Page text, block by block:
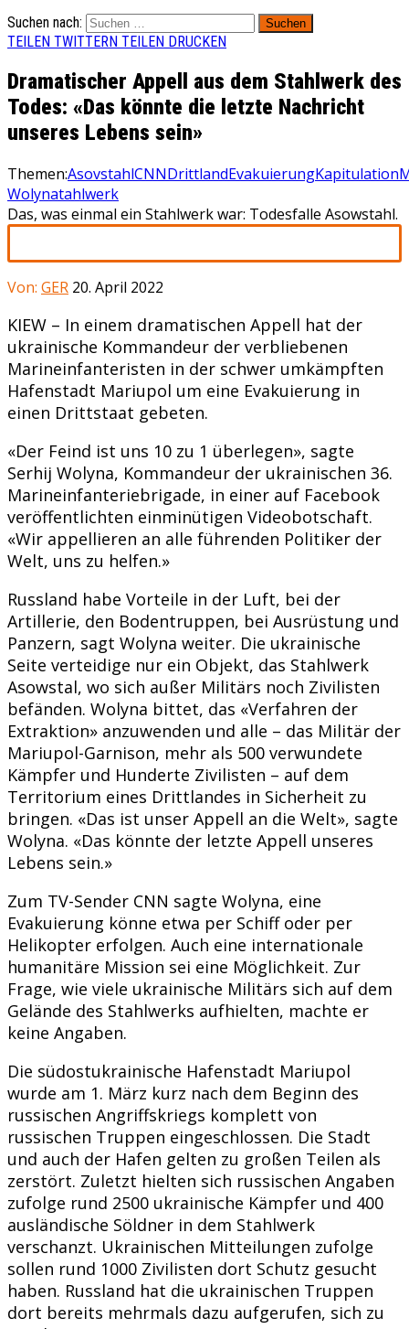
Suchen nach:
TEILEN TWITTERN TEILEN DRUCKEN
Dramatischer Appell aus dem Stahlwerk des
Todes: «Das könnte die letzte Nachricht
unseres Lebens sein»
Themen:AsovstahlCNNDrittlandEvakuierungKapitulation
Wolynatahlwerk
Das, was einmal ein Stahlwerk war: Todesfalle Asowstahl.
Von: GER 20. April 2022
KIEW – In einem dramatischen Appell hat der
ukrainische Kommandeur der verbliebenen
Marineinfanteristen in der schwer umkämpften
Hafenstadt Mariupol um eine Evakuierung in
einen Drittstaat gebeten.
«Der Feind ist uns 10 zu 1 überlegen», sagte
Serhij Wolyna, Kommandeur der ukrainischen 36.
Marineinfanteriebrigade, in einer auf Facebook
veröffentlichten einminütigen Videobotschaft.
«Wir appellieren an alle führenden Politiker der
Welt, uns zu helfen.»
Russland habe Vorteile in der Luft, bei der
Artillerie, den Bodentruppen, bei Ausrüstung und
Panzern, sagt Wolyna weiter. Die ukrainische
Seite verteidige nur ein Objekt, das Stahlwerk
Asowstal, wo sich außer Militärs noch Zivilisten
befänden. Wolyna bittet, das «Verfahren der
Extraktion» anzuwenden und alle – das Militär der
Mariupol-Garnison, mehr als 500 verwundete
Kämpfer und Hunderte Zivilisten – auf dem
Territorium eines Drittlandes in Sicherheit zu
bringen. «Das ist unser Appell an die Welt», sagte
Wolyna. «Das könnte der letzte Appell unseres
Lebens sein.»
Zum TV-Sender CNN sagte Wolyna, eine
Evakuierung könne etwa per Schiff oder per
Helikopter erfolgen. Auch eine internationale
humanitäre Mission sei eine Möglichkeit. Zur
Frage, wie viele ukrainische Militärs sich auf dem
Gelände des Stahlwerks aufhielten, machte er
keine Angaben.
Die südostukrainische Hafenstadt Mariupol
wurde am 1. März kurz nach dem Beginn des
russischen Angriffskriegs komplett von
russischen Truppen eingeschlossen. Die Stadt
und auch der Hafen gelten zu großen Teilen als
zerstört. Zuletzt hielten sich russischen Angaben
zufolge rund 2500 ukrainische Kämpfer und 400
ausländische Söldner in dem Stahlwerk
verschanzt. Ukrainischen Mitteilungen zufolge
sollen rund 1000 Zivilisten dort Schutz gesucht
haben. Russland hat die ukrainischen Truppen
dort bereits mehrmals dazu aufgerufen, sich zu